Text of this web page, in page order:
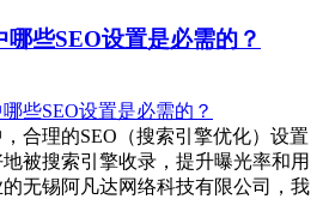
哪些SEO设置是必需的？
合理的SEO（搜索引擎优化）设置
被搜索引擎收录，提升曝光率和用
无锡阿凡达网络科技有限公司，我